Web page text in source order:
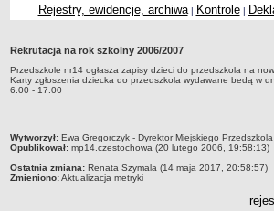
Techniczne Zakłady Naukowe
Przedszkola Miejskie
ARCHIWUM SZKÓŁ I PLACÓWEK
Zlikwidowane gimnazja
Wielofunkcyjna Placówka
Specjalny Ośrodek nr 1
Rejestry, ewidencje, archiwa| Kontrole|
Rekrutacja na rok szkolny 2006/2007
Przedszkole nr14 ogłasza zapisy dzieci do przedszkola na
Karty zgłoszenia dziecka do przedszkola wydawane bedą w
6.00 - 17.00
metryczka
Wytworzył: Ewa Gregorczyk - Dyrektor Miejskiego
Opublikował: mp14.czestochowa (20 lutego 2006, 19:58:13)
Ostatnia zmiana: Renata Szymala (14 maja 2017, 20:58:57)
Zmieniono:Aktualizacja metryki